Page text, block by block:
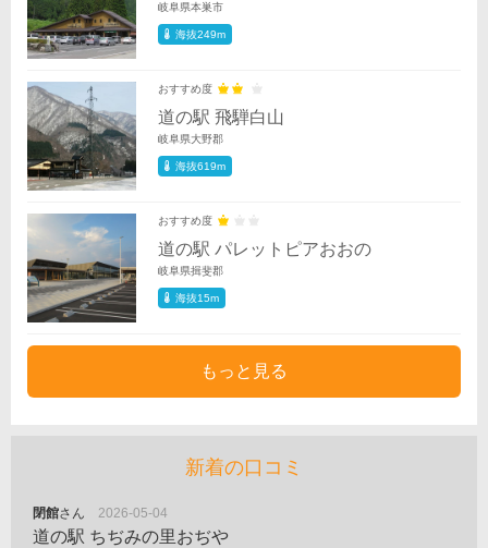
岐阜県本巣市
海抜249m
おすすめ度
道の駅 飛騨白山
岐阜県大野郡
海抜619m
おすすめ度
道の駅 パレットピアおおの
岐阜県揖斐郡
海抜15m
もっと見る
新着の口コミ
閉館さん 2026-05-04
道の駅 ちぢみの里おぢや